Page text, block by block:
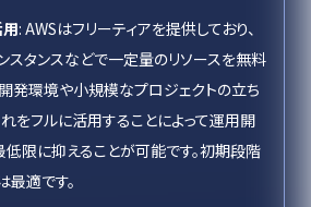
: AWSはフリーティアを提供しており、
タンスなどで一定量のリソースを無料
発環境や小規模なプロジェクトの立ち
をフルに活用することによって運用開
限に抑えることが可能です。初期段階
適です。